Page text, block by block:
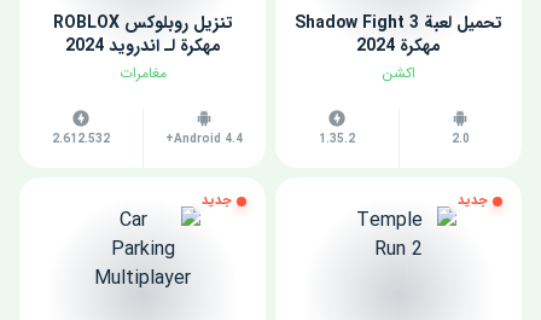
تحميل لعبة Shadow Fight 3
مهكرة 2024
اكشن
2.0
1.35.2
تنزيل روبلوكس ROBLOX
مهكرة لـ اندرويد 2024
مغامرات
Android 4.4+
2.612.532
جديد جديد